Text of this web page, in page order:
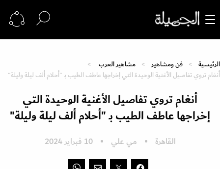
الرئيسية فن ومشاهير
مشاهير العرب
أنغام تروي تفاصيل الأغنية الوحيدة التي إخراجها عاطف الطيب بـ "أحلام ألف ليلة وليلة"
أنغام تروي تفاصيل الأغنية الوحيدة التي
إخراجها عاطف الطيب بـ "أحلام ألف ليلة وليلة"
القاهرة مي علي 10 فبراير 2024